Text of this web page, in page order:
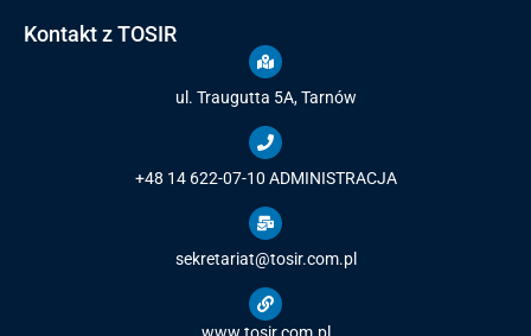
Kontakt z TOSIR
ul. Traugutta 5A, Tarnów
+48 14 622-07-10 ADMINISTRACJA
sekretariat@tosir.com.pl